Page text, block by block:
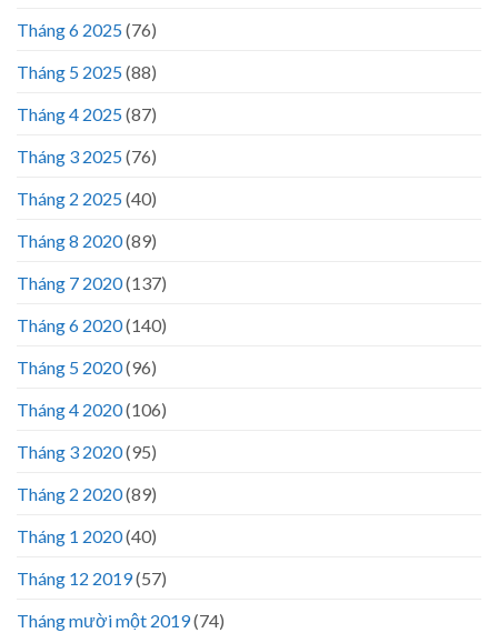
Tháng 6 2025(76)
Tháng 5 2025(88)
Tháng 4 2025(87)
Tháng 3 2025(76)
Tháng 2 2025(40)
Tháng 8 2020(89)
Tháng 7 2020(137)
Tháng 6 2020(140)
Tháng 5 2020(96)
Tháng 4 2020(106)
Tháng 3 2020(95)
Tháng 2 2020(89)
Tháng 1 2020(40)
Tháng 12 2019(57)
Tháng mười một 2019(74)